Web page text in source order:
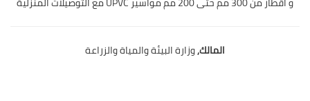
المالك,وزارة البيئة والمياة والزراعة